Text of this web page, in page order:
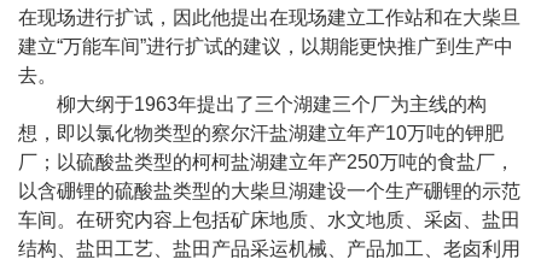
在现场进行扩试，因此他提出在现场建立工作站和在大柴旦
建立“万能车间”进行扩试的建议，以期能更快推广到生产中
去。
柳大纲于1963年提出了三个湖建三个厂为主线的构
想，即以氯化物类型的察尔汗盐湖建立年产10万吨的钾肥
厂；以硫酸盐类型的柯柯盐湖建立年产250万吨的食盐厂，
以含硼锂的硫酸盐类型的大柴旦湖建设一个生产硼锂的示范
车间。在研究内容上包括矿床地质、水文地质、采卤、盐田
结构、盐田工艺、盐田产品采运机械、产品加工、老卤利用